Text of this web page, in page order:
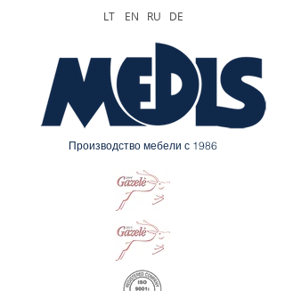
LT EN RU DE
Производство мебели с 1986